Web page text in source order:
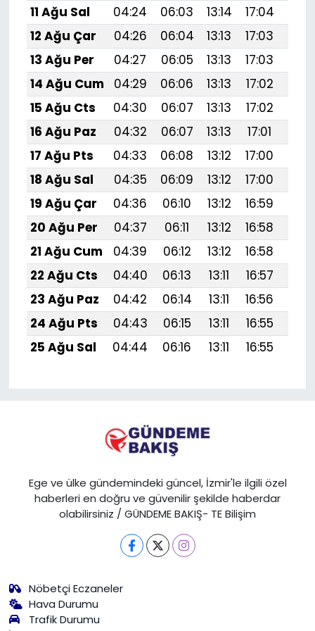
11 Ağu Sal
04:24 06:03 13:14 17:04
12 Ağu Çar
04:26 06:04 13:13 17:03
13 Ağu Per
04:27 06:05 13:13 17:03
14 Ağu Cum
04:29 06:06 13:13 17:02
15 Ağu Cts
04:30 06:07 13:13 17:02
16 Ağu Paz
04:32 06:07 13:13 17:01
17 Ağu Pts
04:33 06:08 13:12 17:00
18 Ağu Sal
04:35 06:09 13:12 17:00
19 Ağu Çar
04:36 06:10 13:12 16:59
20 Ağu Per
04:37 06:11 13:12 16:58
21 Ağu Cum
04:39 06:12 13:12 16:58
22 Ağu Cts
04:40 06:13 13:11 16:57
23 Ağu Paz
04:42 06:14 13:11 16:56
24 Ağu Pts
04:43 06:15 13:11 16:55
25 Ağu Sal
04:44 06:16 13:11 16:55
Ege ve ülke gündemindeki güncel, İzmir'le ilgili özel
haberleri en doğru ve güvenilir şekilde haberdar
olabilirsiniz / GÜNDEME BAKIŞ- TE Bilişim
Nöbetçi Eczaneler
Hava Durumu
Trafik Durumu